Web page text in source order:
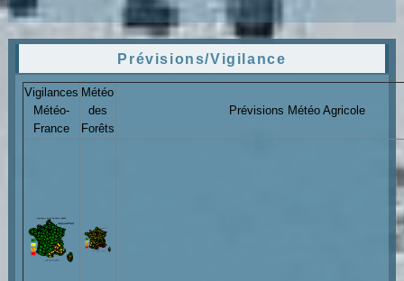
Prévisions/Vigilance
Vigilances
Météo-
France
Météo
des
Forêts
Prévisions Météo Agricole